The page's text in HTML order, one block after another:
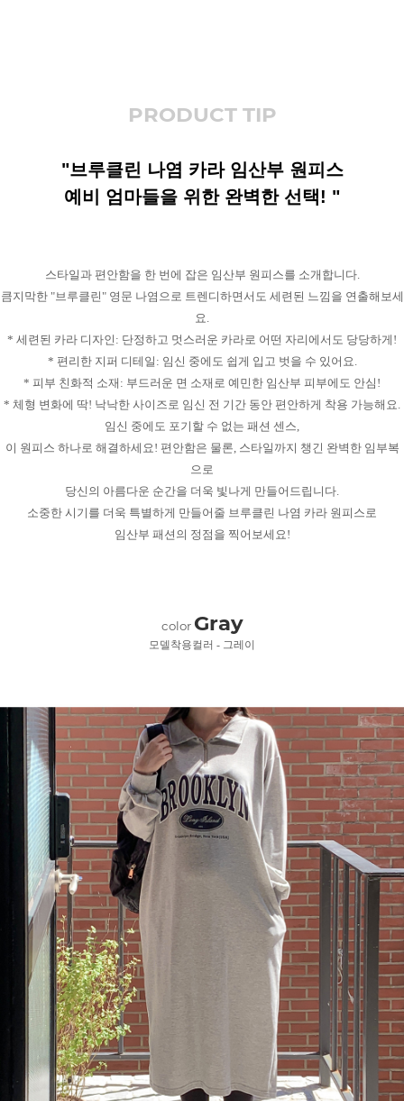
PRODUCT TIP
"브루클린 나염 카라 임산부 원피스
예비 엄마들을 위한 완벽한 선택! "
스타일과 편안함을 한 번에 잡은 임산부 원피스를 소개합니다.
큼지막한 "브루클린" 영문 나염으로 트렌디하면서도 세련된 느낌을 연출해보세
요.
* 세련된 카라 디자인: 단정하고 멋스러운 카라로 어떤 자리에서도 당당하게!
* 편리한 지퍼 디테일: 임신 중에도 쉽게 입고 벗을 수 있어요.
* 피부 친화적 소재: 부드러운 면 소재로 예민한 임산부 피부에도 안심!
* 체형 변화에 딱! 낙낙한 사이즈로 임신 전 기간 동안 편안하게 착용 가능해요.
임신 중에도 포기할 수 없는 패션 센스,
이 원피스 하나로 해결하세요! 편안함은 물론, 스타일까지 챙긴 완벽한 임부복
으로
당신의 아름다운 순간을 더욱 빛나게 만들어드립니다.
소중한 시기를 더욱 특별하게 만들어줄 브루클린 나염 카라 원피스로
임산부 패션의 정점을 찍어보세요!
color Gray
모델착용컬러 - 그레이